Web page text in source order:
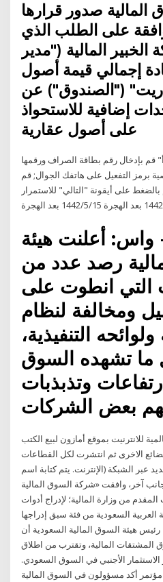
المالية صدور قرارها
على الطلب الذي
المالية ("مدير
إجمالي قيمة أصول
ريت" ("الصندوق") عن
إضافية للاستحواذ
على أصول عقارية
قم بإدخال رقم بطاقة الصراف ورقمها
التفعيل على هاتفك الجوال; قم
على أيقونة "التالي" للاستمرار
واس: أعلنت هيئة
رصد عدد من
التي انطوت على
ومخالفة لنظام
التنفيذية،
تشهده السوق
وتذبذبات
بعض الشركات
للانترنيت بموقع أمازون لبيع الكتب
الاخرى ثم انتشرت لكل القطاعات
عبر الشبكة (الإنترنت. يتم كتابة اسم
آخر، وافقت «شركة السوق المالية
من وزارة المالية؛ لإدراج أدوات
السعودية من فئة سبق إدراجها
هيئة السوق المالية السعودية أن
المشتقات المالية، وتقترب من اطلاق
الاستثمار الأجنبي في السوق السعودي.
أكد مسؤولون في السوق المالية